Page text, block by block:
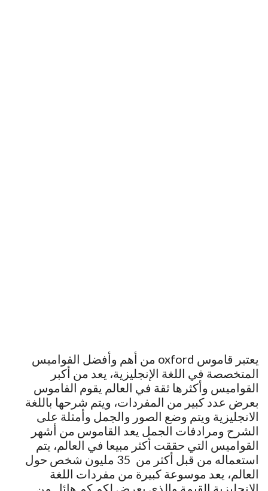
يعتبر قاموس oxford من أهم وأفضل القواميس
المتخصصة في اللغة الإنجليزية، يعد من أكبر
القواميس وأكثرها ثقة في العالم يقوم القاموس
بعرض عدد كبير من المفردات، ويتم شرحها باللغة
الانجليزية ويتم وضع الصور والجمل وأمثلة على
الشرح ومرادفات الجمل يعد القاموس من أشهر
القواميس التي حققت أكثر مبيعا في العالم، يتم
استعماله من قبل أكثر من 35 مليون شخص حول
العالم، يعد موسوعة كبيرة من مفردات اللغة
الانجليزية القيمة والذي يعرض لكم كم هائل من